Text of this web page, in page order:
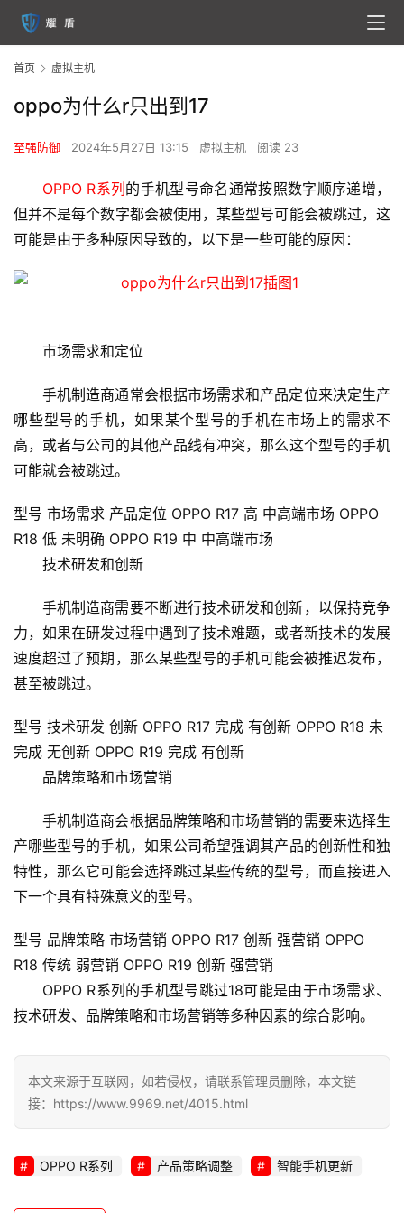
务
器
拟
主
术
教
程
C
D
网
运
维
安
u
x
首页 虚拟主机
oppo为什么r只出到17
至强防御 2024年5月27日 13:15 虚拟主机 阅读 23
OPPO R系列 的手机型号命名通常按照数字顺序递增，
但并不是每个数字都会被使用，某些型号可能会被跳过，这
可能是由于多种原因导致的，以下是一些可能的原因：
市场需求和定位
手机制造商通常会根据市场需求和产品定位来决定生产
哪些型号的手机，如果某个型号的手机在市场上的需求不
高，或者与公司的其他产品线有冲突，那么这个型号的手机
可能就会被跳过。
型号 市场需求 产品定位 OPPO R17 高 中高端市场 OPPO
R18 低 未明确 OPPO R19 中 中高端市场
技术研发和创新
手机制造商需要不断进行技术研发和创新，以保持竞争
力，如果在研发过程中遇到了技术难题，或者新技术的发展
速度超过了预期，那么某些型号的手机可能会被推迟发布，
甚至被跳过。
型号 技术研发 创新 OPPO R17 完成 有创新 OPPO R18 未
完成 无创新 OPPO R19 完成 有创新
品牌策略和市场营销
手机制造商会根据品牌策略和市场营销的需要来选择生
产哪些型号的手机，如果公司希望强调其产品的创新性和独
特性，那么它可能会选择跳过某些传统的型号，而直接进入
下一个具有特殊意义的型号。
型号 品牌策略 市场营销 OPPO R17 创新 强营销 OPPO
R18 传统 弱营销 OPPO R19 创新 强营销
OPPO R系列 的手机型号跳过18可能是由于市场需求、
技术研发、品牌策略和市场营销等多种因素的综合影响。
本文来源于互联网，如若侵权，请联系管理员删除，本文链
接：https://www.9969.net/4015.html
OPPO R系列 产品策略调整 智能手机更新